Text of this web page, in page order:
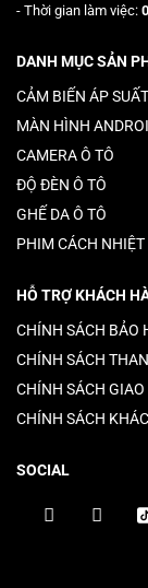
- Thời gian làm việc:
DANH MỤC SẢN
CẢM BIẾN ÁP
MÀN HÌNH
CAMERA Ô TÔ
ĐỘ ĐÈN Ô TÔ
GHẾ DA Ô TÔ
PHIM CÁCH NHIỆT
HỖ TRỢ KHÁCH
CHÍNH SÁCH BẢO
CHÍNH SÁCH
CHÍNH SÁCH GIAO
CHÍNH SÁCH
SOCIAL